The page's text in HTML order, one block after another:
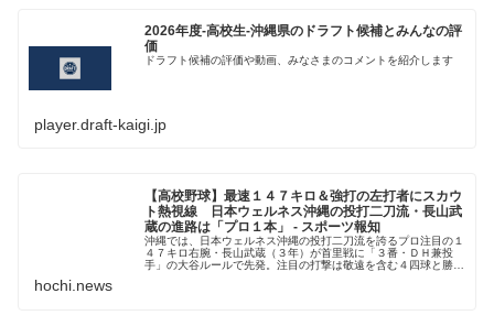
2026年度-高校生-沖縄県のドラフト候補とみんなの評
価
ドラフト候補の評価や動画、みなさまのコメントを紹介します
player.draft-kaigi.jp
【高校野球】最速１４７キロ＆強打の左打者にスカウ
ト熱視線 日本ウェルネス沖縄の投打二刀流・長山武
蔵の進路は「プロ１本」 - スポーツ報知
沖縄では、日本ウェルネス沖縄の投打二刀流を誇るプロ注目の１
４７キロ右腕・長山武蔵（３年）が首里戦に「３番・ＤＨ兼投
手」の大谷ルールで先発。注目の打撃は敬遠を含む４四球と勝負
hochi.news